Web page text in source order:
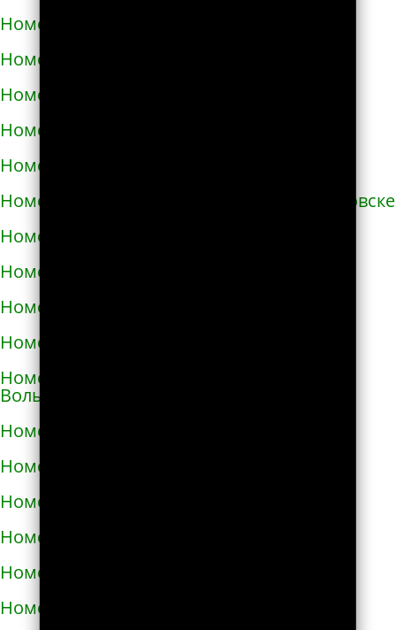
Номера телефонов такси в Бучаче
Номера телефонов такси в Вараше
Номера телефонов такси в Васильевке
Номера телефонов такси в Василькове
Номера телефонов такси в Ватутино
Номера телефонов такси в Верхнеднепровске
Номера телефонов такси в Винниках
Номера телефонов такси в Виннице
Номера телефонов такси в Виноградове
Номера телефонов такси в Вишнёвом
Номера телефонов такси во Владимире-
Волынском
Номера телефонов такси в Вознесенске
Номера телефонов такси в Волочиске
Номера телефонов такси в Вольногорске
Номера телефонов такси в Вольнянске
Номера телефонов такси в Вышгороде
Номера телефонов такси в Гайвороне